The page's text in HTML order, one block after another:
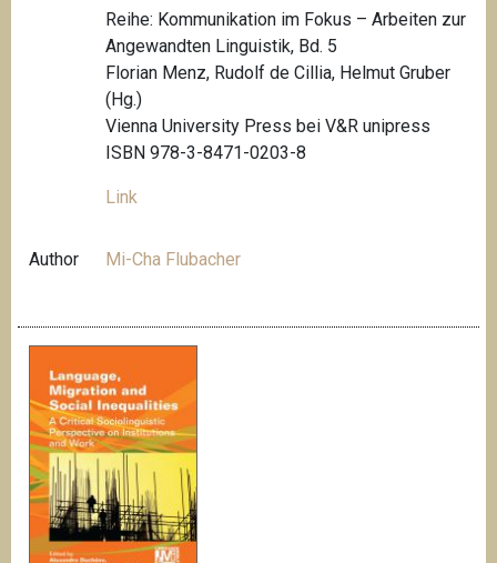
Reihe: Kommunikation im Fokus – Arbeiten zur
Angewandten Linguistik, Bd. 5
Florian Menz, Rudolf de Cillia, Helmut Gruber
(Hg.)
Vienna University Press bei V&R unipress
ISBN 978-3-8471-0203-8
Link
Author Mi-Cha Flubacher